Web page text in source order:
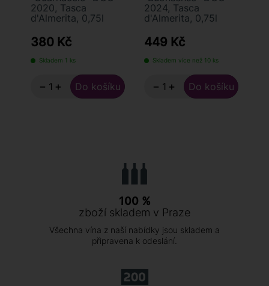
2020, Tasca
d'Almerita, 0,75l
380 Kč
Skladem 1 ks
− +
2024, Tasca
d'Almerita, 0,75l
449 Kč
Skladem více než 10 ks
− +
100 %
zboží skladem v Praze
Všechna vína z naší nabídky jsou skladem a
připravena k odeslání.